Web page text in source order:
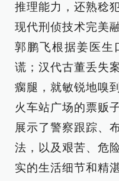
推理能力，还熟稔
现代刑侦技术完美
郭鹏飞根据姜医生
谎；汉代古董丢失
瘸腿，就敏锐地嗅
火车站广场的票贩
展示了警察跟踪、
法，以及艰苦、危
实的生活细节和精